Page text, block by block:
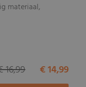
materiaal,
€ 14,99
16,99